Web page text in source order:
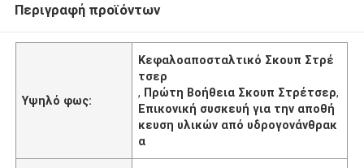
Περιγραφή προϊόντων
Υψηλό φως:
Κεφαλοαποσταλτικό Σκουπ Στρέ
τσερ
, Πρώτη Βοήθεια Σκουπ Στρέτσερ,
Επικονική συσκευή για την αποθή
κευση υλικών από υδρογονάνθρακ
α